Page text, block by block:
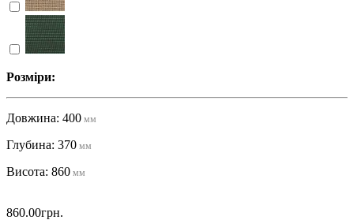
Розміри:
Довжина: 400 мм
Глубина: 370 мм
Висота: 860 мм
860.00грн.